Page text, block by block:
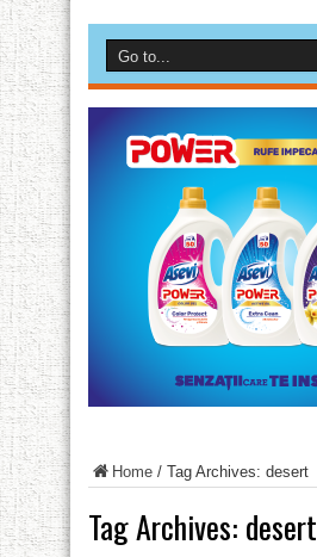
Home / Tag Archives: desert
Tag Archives: desert